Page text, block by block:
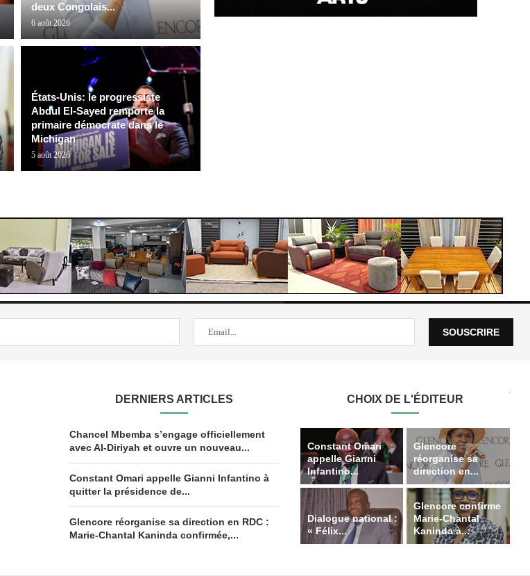
deux Congolais...
6 août 2026
États-Unis: le progressiste
Abdul El-Sayed remporte la
primaire démocrate dans le
Michigan
5 août 2026
DERNIERS ARTICLES
Chancel Mbemba s’engage officiellement
avec Al-Diriyah et ouvre un nouveau...
Constant Omari appelle Gianni Infantino à
quitter la présidence de...
Glencore réorganise sa direction en RDC :
Marie-Chantal Kaninda confirmée,...
CHOIX DE L'ÉDITEUR
Constant Omari
appelle Gianni
Infantino...
Glencore
réorganise sa
direction en...
Dialogue national :
« Félix...
Glencore confirme
Marie-Chantal
Kaninda à...